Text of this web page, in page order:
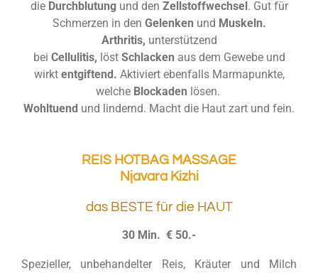
die Durchblutungund den Zellstoffwechsel. Gut für
Schmerzen in den Gelenken und Muskeln.
Arthritis, unterstützend
bei Cellulitis, löst Schlacken aus dem Gewebe und
wirkt entgiftend. Aktiviert ebenfalls Marmapunkte,
welche Blockaden lösen.
Wohltuend und lindernd. Macht die Haut zart und fein.
REIS HOTBAG MASSAGE
Njavara Kizhi
das BESTE für die HAUT
30 Min. € 50.-
Spezieller, unbehandelter Reis, Kräuter und Milch